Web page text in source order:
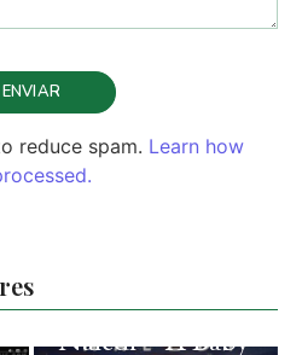
reduce spam. Learn how
Naledi – A Baby
Sonic Sea –